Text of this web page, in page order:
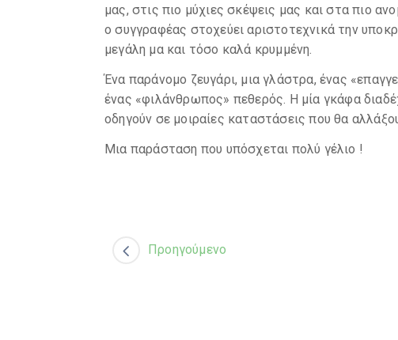
μας, στις πιο μύχιες σκέψεις μας και στα πιο
ο συγγραφέας στοχεύει αριστοτεχνικά την
μεγάλη μα και τόσο καλά κρυμμένη.
Ένα παράνομο ζευγάρι, μια γλάστρα, ένας
ένας «φιλάνθρωπος» πεθερός. Η μία γκάφα
οδηγούν σε μοιραίες καταστάσεις που θα
Μια παράσταση που υπόσχεται πολύ γέλιο !
Προηγούμενο